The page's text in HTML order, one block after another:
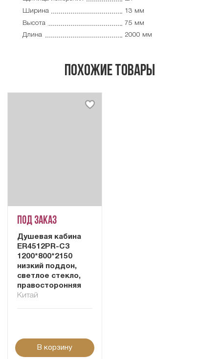
Ширина
13 мм
Высота
75 мм
Длина
2000 мм
похожие товары
Под заказ
Душевая кабина
ER4512PR-C3
1200*800*2150
низкий поддон,
светлое стекло,
правосторонняя
Китай
В корзину